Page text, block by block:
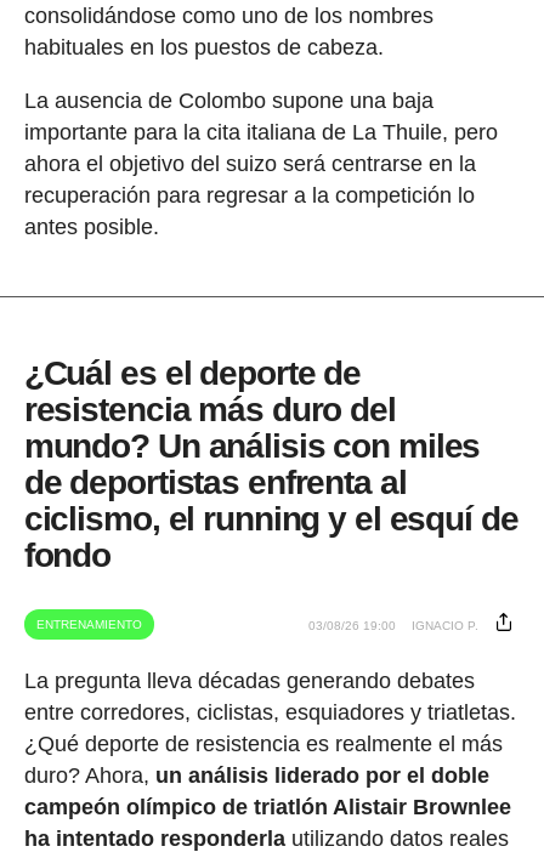
consolidándose como uno de los nombres
habituales en los puestos de cabeza.
La ausencia de Colombo supone una baja
importante para la cita italiana de La Thuile, pero
ahora el objetivo del suizo será centrarse en la
recuperación para regresar a la competición lo
antes posible.
¿Cuál es el deporte de
resistencia más duro del
mundo? Un análisis con miles
de deportistas enfrenta al
ciclismo, el running y el esquí de
fondo
ENTRENAMIENTO 03/08/26 19:00 IGNACIO P.
La pregunta lleva décadas generando debates
entre corredores, ciclistas, esquiadores y triatletas.
¿Qué deporte de resistencia es realmente el más
duro? Ahora, un análisis liderado por el doble
campeón olímpico de triatlón Alistair Brownlee
ha intentado responderla utilizando datos reales